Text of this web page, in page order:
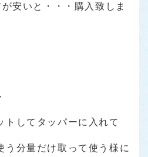
安いと・・・購入致しま
トしてタッパーに入れて
う分量だけ取って使う様に